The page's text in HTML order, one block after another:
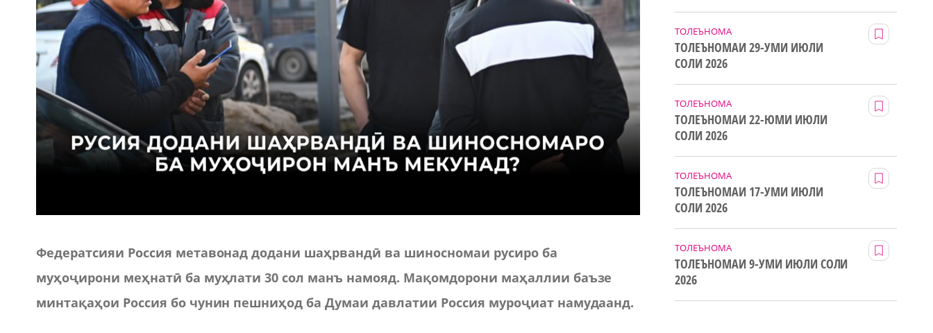
Федератсияи Россия метавонад додани шаҳрвандӣ ва шиносномаи русиро ба
муҳоҷирони меҳнатӣ ба муҳлати 30 сол манъ намояд. Мақомдорони маҳаллии баъзе
минтақаҳои Россия бо чунин пешниҳод ба Думаи давлатии Россия муроҷиат намудаанд.
ТОЛЕЪНОМА
ТОЛЕЪНОМАИ 29-УМИ ИЮЛИ
СОЛИ 2026
ТОЛЕЪНОМА
ТОЛЕЪНОМАИ 22-ЮМИ ИЮЛИ
СОЛИ 2026
ТОЛЕЪНОМА
ТОЛЕЪНОМАИ 17-УМИ ИЮЛИ
СОЛИ 2026
ТОЛЕЪНОМА
ТОЛЕЪНОМАИ 9-УМИ ИЮЛИ СОЛИ
2026